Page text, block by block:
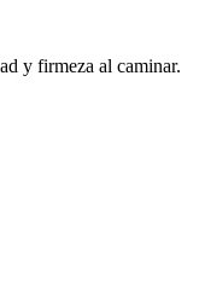
y firmeza al caminar.